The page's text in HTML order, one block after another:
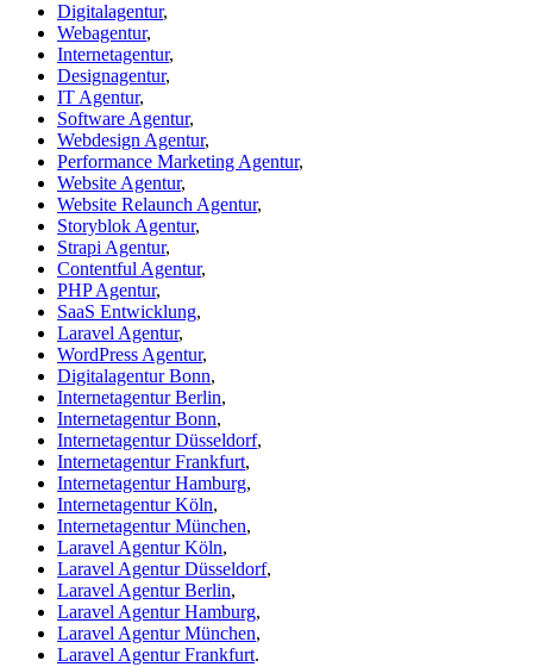
Digitalagentur,
Webagentur,
Internetagentur,
Designagentur,
IT Agentur,
Software Agentur,
Webdesign Agentur,
Performance Marketing Agentur,
Website Agentur,
Website Relaunch Agentur,
Storyblok Agentur,
Strapi Agentur,
Contentful Agentur,
PHP Agentur,
SaaS Entwicklung,
Laravel Agentur,
WordPress Agentur,
Digitalagentur Bonn,
Internetagentur Berlin,
Internetagentur Bonn,
Internetagentur Düsseldorf,
Internetagentur Frankfurt,
Internetagentur Hamburg,
Internetagentur Köln,
Internetagentur München,
Laravel Agentur Köln,
Laravel Agentur Düsseldorf,
Laravel Agentur Berlin,
Laravel Agentur Hamburg,
Laravel Agentur München,
Laravel Agentur Frankfurt.